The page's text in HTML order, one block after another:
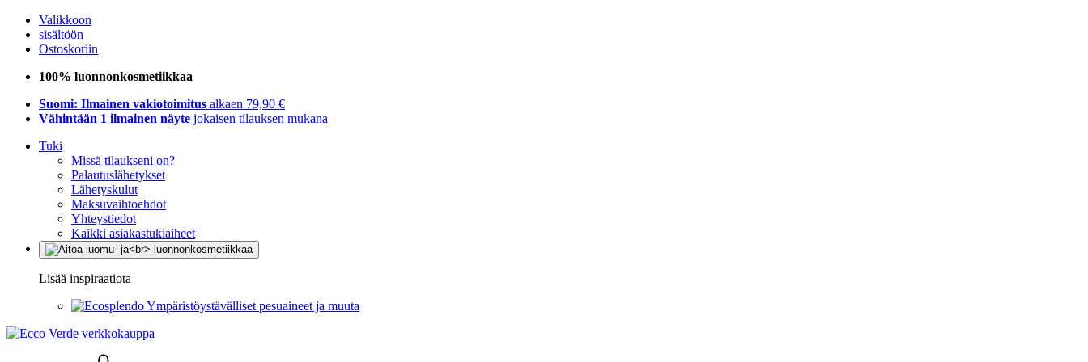
Valikkoon
sisältöön
Ostoskoriin
100% luonnonkosmetiikkaa
Suomi: Ilmainen vakiotoimitus alkaen 79,90 €
Vähintään 1 ilmainen näyte jokaisen tilauksen mukana
Tuki
Missä tilaukseni on?
Palautuslähetykset
Lähetyskulut
Maksuvaihtoehdot
Yhteystiedot
Kaikki asiakastukiaiheet
Lisää inspiraatiota
Ympäristöystävälliset pesuaineet ja muuta